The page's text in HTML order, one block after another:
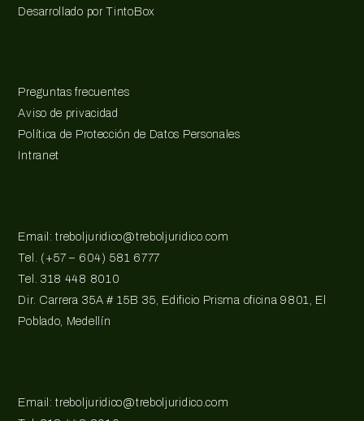
Desarrollado porTintoBox
Preguntas frecuentes
Aviso de privacidad
Política de Protección de Datos Personales
Intranet
Email: treboljuridico@treboljuridico.com
Tel. (+57 – 604) 581 6777
Tel. 318 448 8010
Dir. Carrera 35A # 15B 35, Edificio Prisma oficina 9801, El
Poblado, Medellín
Email: treboljuridico@treboljuridico.com